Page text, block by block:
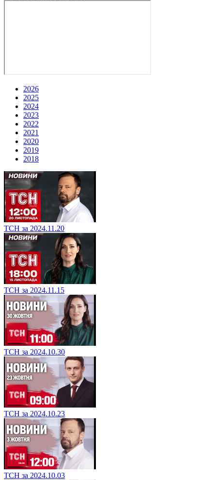
2026
2025
2024
2023
2022
2021
2020
2019
2018
ТСН за 2024.11.20
ТСН за 2024.11.15
ТСН за 2024.10.30
ТСН за 2024.10.23
ТСН за 2024.10.03